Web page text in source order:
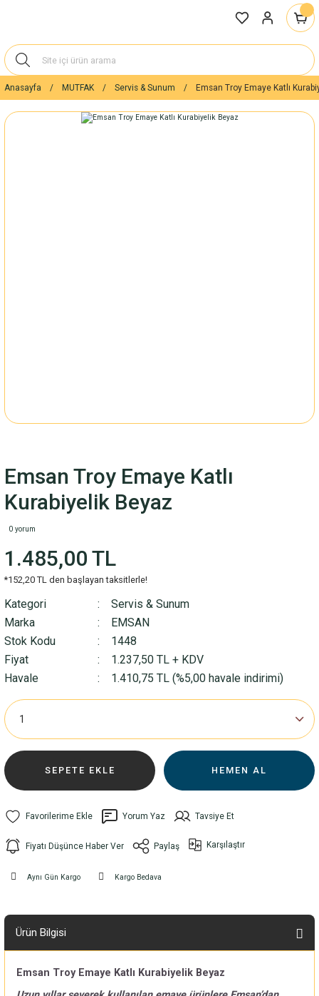
Anasayfa MUTFAK Servis & Sunum Emsan Troy Emaye Katlı
Emsan Troy Emaye Katlı
Kurabiyelik Beyaz
0 yorum
1.485,00 TL
*152,20 TL den başlayan taksitlerle!
Kategori
Servis & Sunum
Marka
EMSAN
Stok Kodu
1448
Fiyat
1.237,50 TL + KDV
Havale
1.410,75 TL (%5,00 havale indirimi)
SEPETE EKLE HEMEN AL
Yorum Yaz Tavsiye Et
Fiyatı Düşünce Haber Ver Paylaş Karşılaştır
Aynı Gün Kargo Kargo Bedava
Ürün Bilgisi
Emsan Troy Emaye Katlı Kurabiyelik Beyaz